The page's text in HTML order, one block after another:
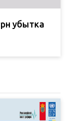
убытка